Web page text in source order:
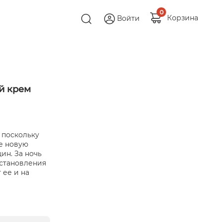
Войти
0
Корзина
крем
новую
За ночь
ее и на